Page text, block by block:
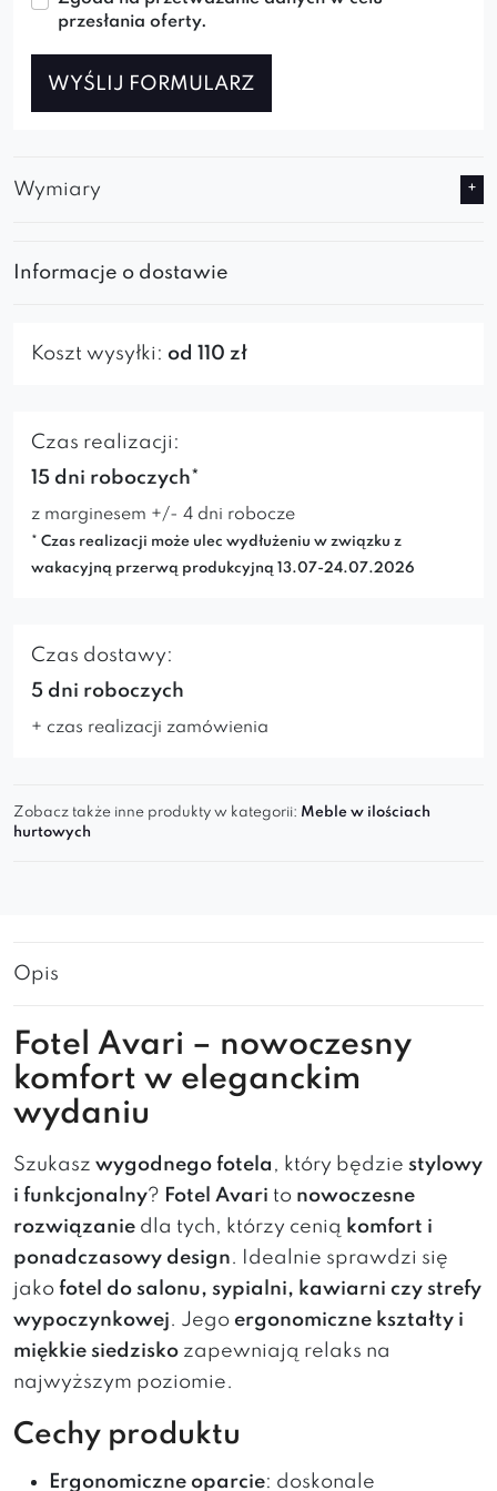
przesłania oferty.
WYŚLIJ FORMULARZ
Wymiary
Informacje o dostawie
Koszt wysyłki: od 110 zł
Czas realizacji:
15 dni roboczych*
z marginesem +/- 4 dni robocze
* Czas realizacji może ulec wydłużeniu w związku z
wakacyjną przerwą produkcyjną 13.07-24.07.2026
Czas dostawy:
5 dni roboczych
+ czas realizacji zamówienia
Zobacz także inne produkty w kategorii: Meble w ilościach
hurtowych
Opis
Fotel Avari – nowoczesny
komfort w eleganckim
wydaniu
Szukasz wygodnego fotela , który będzie stylowy
i funkcjonalny? Fotel Avari to nowoczesne
rozwiązanie dla tych, którzy cenią komfort i
ponadczasowy design. Idealnie sprawdzi się
jako fotel do salonu, sypialni, kawiarni czy strefy
wypoczynkowej. Jego ergonomiczne kształty i
miękkie siedzisko zapewniają relaks na
najwyższym poziomie.
Cechy produktu
Ergonomiczne oparcie: doskonale